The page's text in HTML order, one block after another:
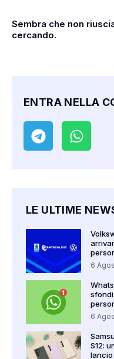
Sembra che non
cercando.
ENTRA NELLA
LE ULTIME
6
6
S12:
lancio